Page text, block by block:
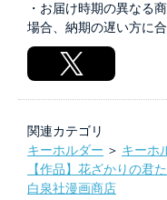
・お届け時期の異なる
場合、納期の遅い方に
関連カテゴリ
キーホルダー ＞ キーホ
【作品】花ざかりの君
白泉社漫画商店